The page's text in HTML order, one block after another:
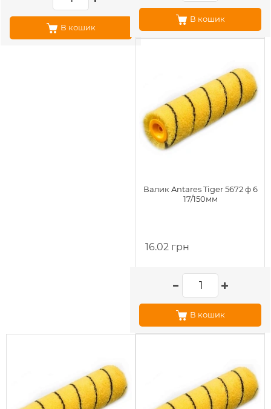
В кошик
В кошик
Валик Antares Tiger 5672 ф 6
17/150мм
16.02 грн
В кошик